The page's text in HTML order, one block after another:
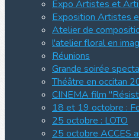
Expo Artistes et
Exposition Artistes
Atelier de
l'atelier floral en
Réunions
Grande soirée
Théâtre en occitan
CINEMA film
18 et 19 octobre :
25 octobre : LOTO
25 octobre ACCES